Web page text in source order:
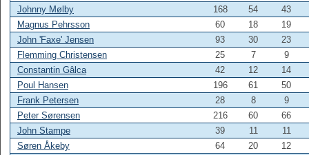
Johnny Mølby
168 54
43
Magnus Pehrsson
60 18
19
John 'Faxe' Jensen
93 30
23
Flemming Christensen
25 7
9
Constantin Gâlca
42 12
14
Poul Hansen
196 61
50
Frank Petersen
28 8
9
Peter Sørensen
216 60
66
John Stampe
39 11
11
Søren Åkeby
64 20
12